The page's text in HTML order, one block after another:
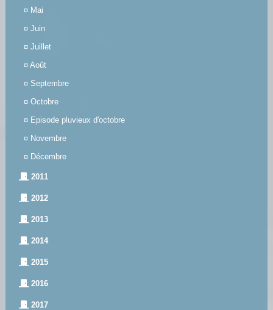
¤ Mai
¤ Juin
¤ Juillet
¤ Août
¤ Septembre
¤ Octobre
¤ Episode pluvieux d'octobre
¤ Novembre
¤ Décembre
2011
2012
2013
2014
2015
2016
2017